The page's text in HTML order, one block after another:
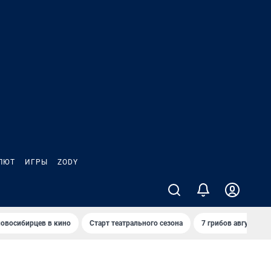
ИГРЫ ZODY
в кино Старт театрального сезона 7 грибов августа